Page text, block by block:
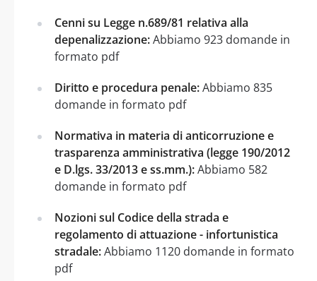
Cenni su Legge n.689/81 relativa alla
depenalizzazione:Abbiamo 923 domande in
formato pdf
Diritto e procedura penale:Abbiamo 835
domande in formato pdf
Normativa in materia di anticorruzione e
trasparenza amministrativa (legge 190/2012
e D.lgs. 33/2013 e ss.mm.):Abbiamo 582
domande in formato pdf
Nozioni sul Codice della strada e
regolamento di attuazione - infortunistica
stradale:Abbiamo 1120 domande in formato
pdf